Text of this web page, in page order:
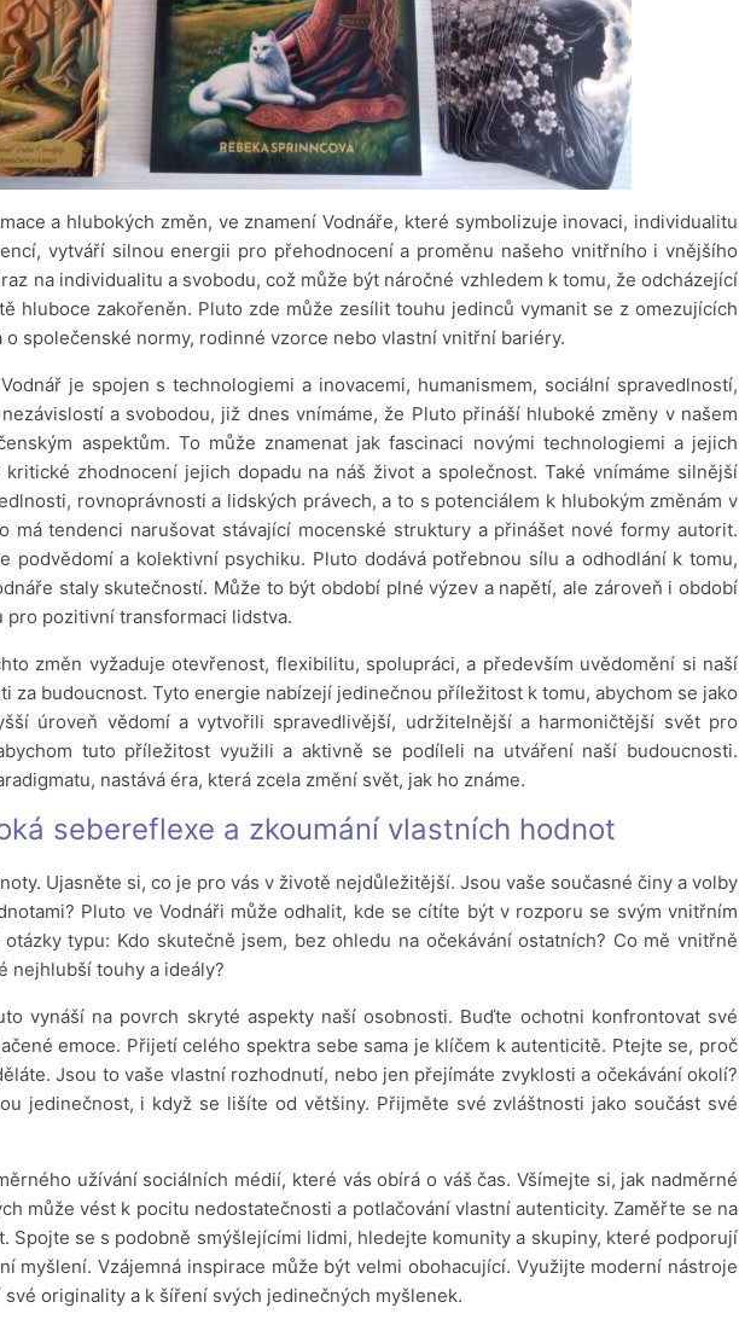
a hlubokých změn, ve znamení Vodnáře, které symbolizuje inovaci, individualitu
vytváří silnou energii pro přehodnocení a proměnu našeho vnitřního i vnějšího
na individualitu a svobodu, což může být náročné vzhledem k tomu, že odcházející
hluboce zakořeněn. Pluto zde může zesílit touhu jedinců vymanit se z omezujících
o společenské normy, rodinné vzorce nebo vlastní vnitřní bariéry.
je spojen s technologiemi a inovacemi, humanismem, sociální spravedlností,
a svobodou, již dnes vnímáme, že Pluto přináší hluboké změny v našem
aspektům. To může znamenat jak fascinaci novými technologiemi a jejich
zhodnocení jejich dopadu na náš život a společnost. Také vnímáme silnější
rovnoprávnosti a lidských právech, a to s potenciálem k hlubokým změnám v
má tendenci narušovat stávající mocenské struktury a přinášet nové formy autorit.
podvědomí a kolektivní psychiku. Pluto dodává potřebnou sílu a odhodlání k tomu,
staly skutečností. Může to být období plné výzev a napětí, ale zároveň i období
pozitivní transformaci lidstva.
změn vyžaduje otevřenost, flexibilitu, spolupráci, a především uvědomění si naší
za budoucnost. Tyto energie nabízejí jedinečnou příležitost k tomu, abychom se jako
úroveň vědomí a vytvořili spravedlivější, udržitelnější a harmoničtější svět pro
tuto příležitost využili a aktivně se podíleli na utváření naší budoucnosti.
nastává éra, která zcela změní svět, jak ho známe.
sebereflexe a zkoumání vlastních hodnot
Ujasněte si, co je pro vás v životě nejdůležitější. Jsou vaše současné činy a volby
Pluto ve Vodnáři může odhalit, kde se cítíte být v rozporu se svým vnitřním
typu: Kdo skutečně jsem, bez ohledu na očekávání ostatních? Co mě vnitřně
nejhlubší touhy a ideály?
vynáší na povrch skryté aspekty naší osobnosti. Buďte ochotni konfrontovat své
emoce. Přijetí celého spektra sebe sama je klíčem k autenticitě. Ptejte se, proč
Jsou to vaše vlastní rozhodnutí, nebo jen přejímáte zvyklosti a očekávání okolí?
jedinečnost, i když se lišíte od většiny. Přijměte své zvláštnosti jako součást své
užívání sociálních médií, které vás obírá o váš čas. Všímejte si, jak nadměrné
může vést k pocitu nedostatečnosti a potlačování vlastní autenticity. Zaměřte se na
Spojte se s podobně smýšlejícími lidmi, hledejte komunity a skupiny, které podporují
myšlení. Vzájemná inspirace může být velmi obohacující. Využijte moderní nástroje
originality a k šíření svých jedinečných myšlenek.